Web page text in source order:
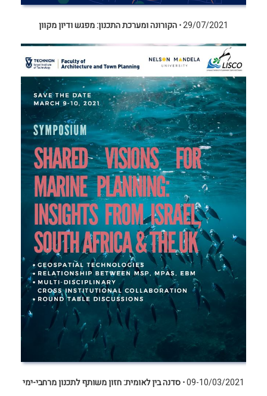
29/07/2021
⋅הקורונה ומערכת התכנון: מפגש ודיון מקוון
09-10/03/2021
⋅סדנה בין לאומית: חזון משותף לתכנון מרחבי-ימי